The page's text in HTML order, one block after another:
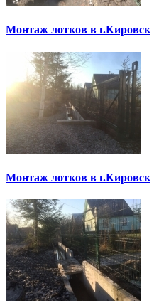
Монтаж лотков в г.Кировск
Монтаж лотков в г.Кировск